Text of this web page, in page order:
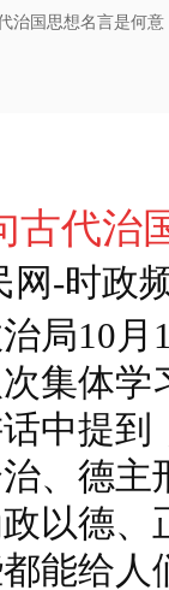
治国思想名言是何意
古代治
网-时政
局10
集体
中提
、德主
以德、
能给人